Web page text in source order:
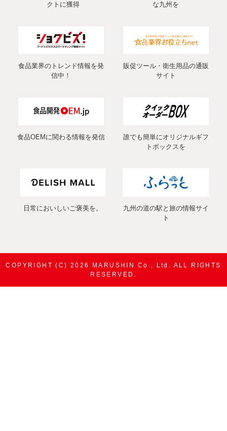
クトに獲得
な九州を
食品業界のトレンド情報を発
信中！
販促ツール・衛生用品の通販
サイト
食品OEMに関わる情報を発信
誰でも簡単にオリジナルギフ
トボックスを
日常においしいご褒美を。
九州の道の駅と旅の情報サイ
ト
COPYRIGHT (C) 2026 MARUSHIN Co., Ltd. ALL RIGHTS
RESERVED.